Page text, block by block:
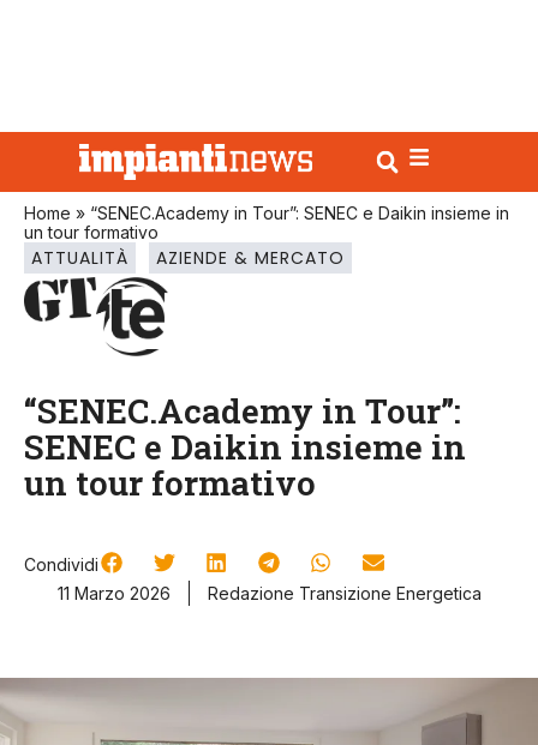
Home » “SENEC.Academy in Tour”: SENEC e Daikin insieme in
un tour formativo
ATTUALITÀ AZIENDE & MERCATO
“SENEC.Academy in Tour”:
SENEC e Daikin insieme in
un tour formativo
Condividi
11 Marzo 2026
Redazione Transizione Energetica